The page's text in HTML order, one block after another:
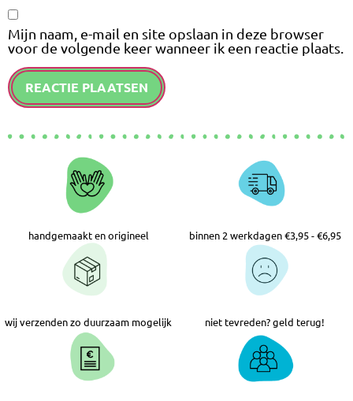
Mijn naam, e-mail en site opslaan in deze browser
voor de volgende keer wanneer ik een reactie plaats.
handgemaakt en origineel binnen 2 werkdagen €3,95 - €6,95
wij verzenden zo duurzaam mogelijk niet tevreden? geld terug!